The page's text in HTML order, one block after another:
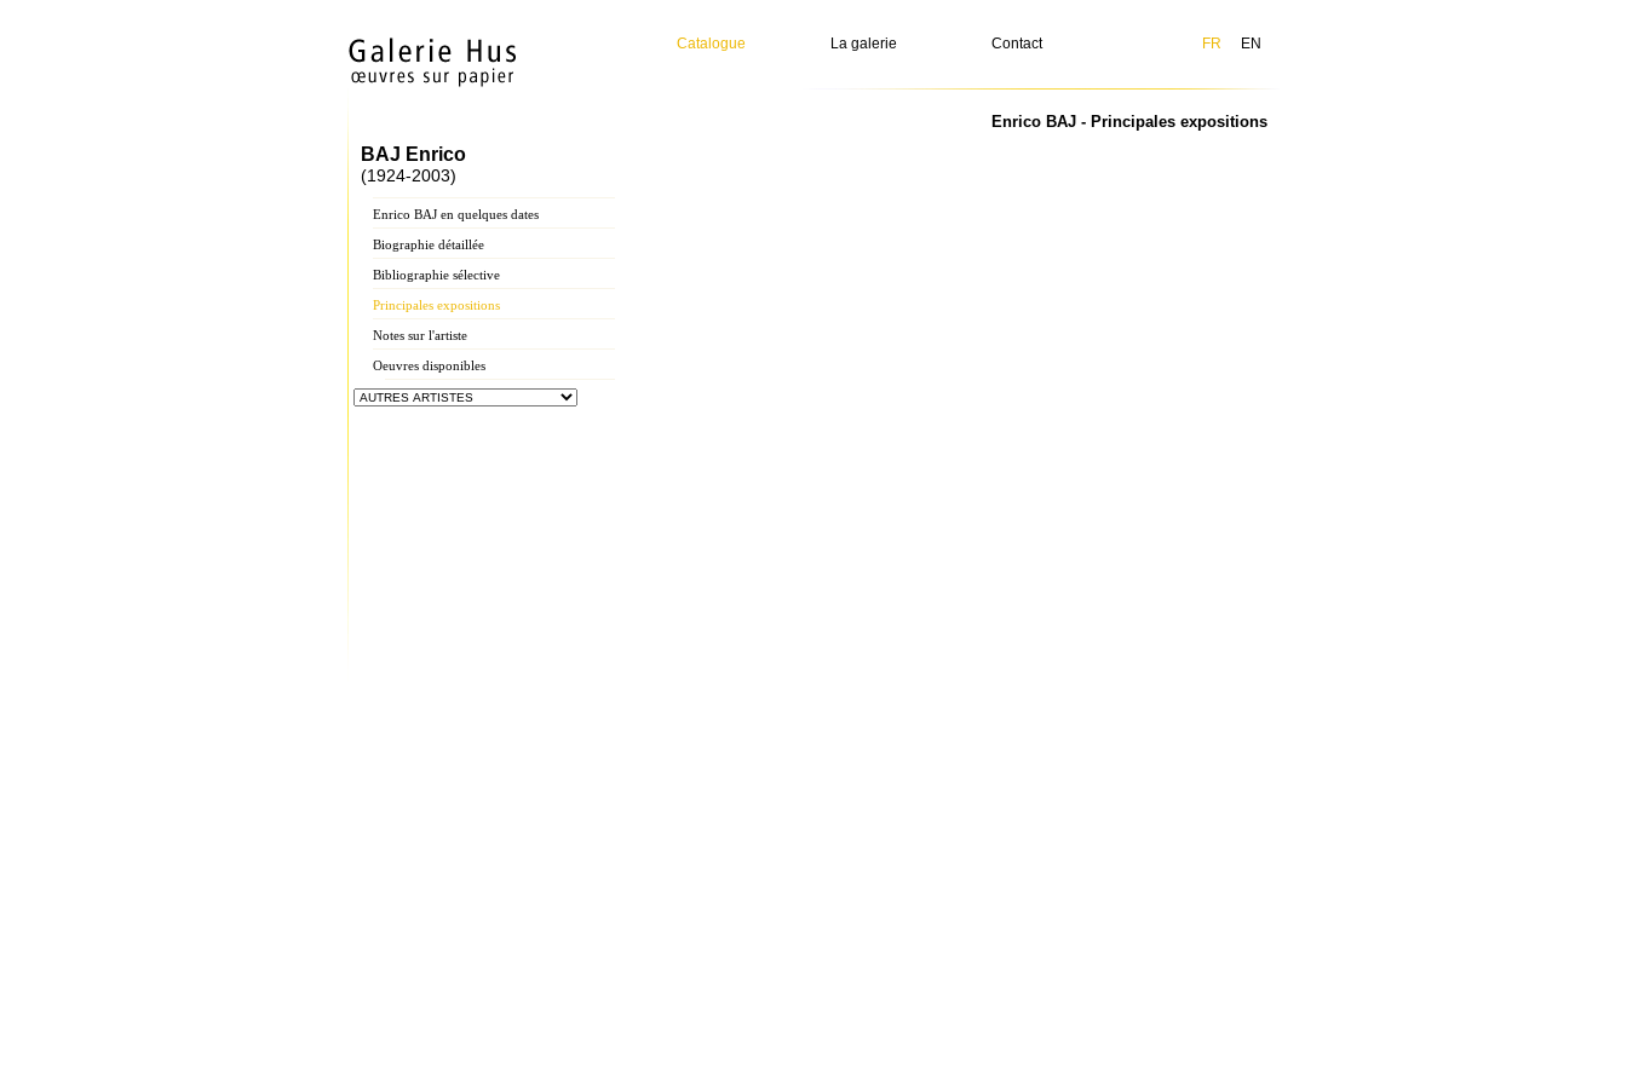
Catalogue La galerie Contact FR EN
BAJ Enrico
(1924-2003)
Enrico BAJ en quelques dates
Biographie détaillée
Bibliographie sélective
Principales expositions
Notes sur l'artiste
Oeuvres disponibles
Enrico BAJ - Principales expositions